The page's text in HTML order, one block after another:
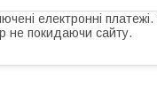
електронні
не покидаючи сайту.